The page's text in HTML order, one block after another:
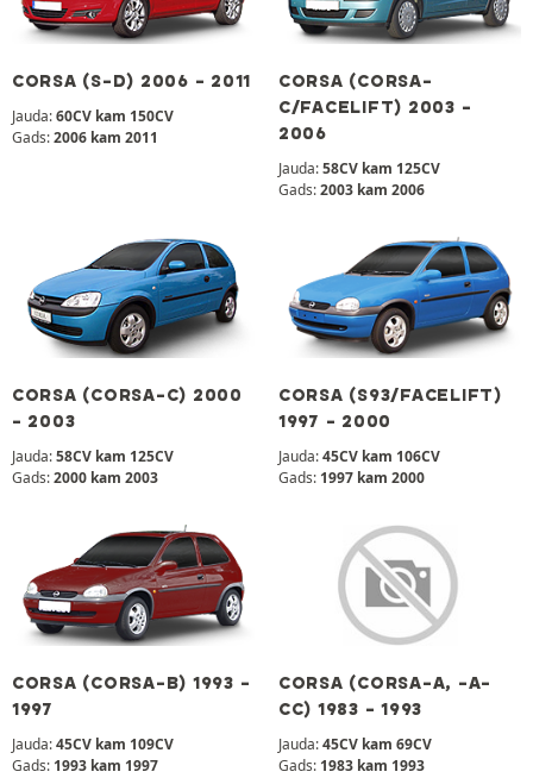
CORSA (S-D) 2006 - 2011
Jauda:60CV kam 150CV
Gads:2006 kam 2011
CORSA (CORSA-
C/FACELIFT) 2003 -
2006
Jauda:58CV kam 125CV
Gads:2003 kam 2006
CORSA (CORSA-C) 2000
- 2003
Jauda:58CV kam 125CV
Gads:2000 kam 2003
CORSA (S93/FACELIFT)
1997 - 2000
Jauda:45CV kam 106CV
Gads: 1997 kam 2000
CORSA (CORSA-B) 1993 -
1997
Jauda:45CV kam 109CV
Gads: 1993 kam 1997
CORSA (CORSA-A, -A-
CC) 1983 - 1993
Jauda:45CV kam 69CV
Gads: 1983 kam 1993